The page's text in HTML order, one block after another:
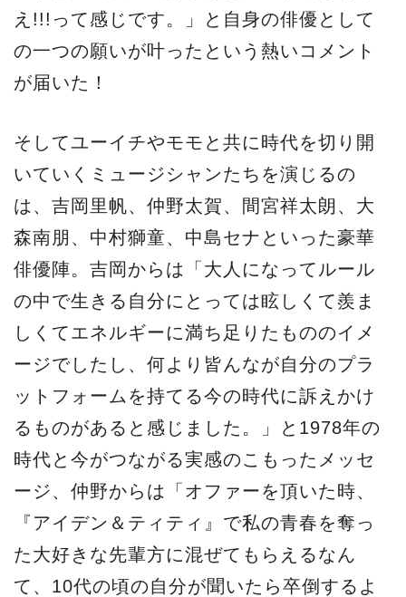
え!!!って感じです。」と⾃⾝の俳優として
の⼀つの願いが叶ったという熱いコメント
が届いた！
そしてユーイチやモモと共に時代を切り開
いていくミュージシャンたちを演じるの
は、吉岡⾥帆、仲野太賀、間宮祥太朗、⼤
森南朋、中村獅童、中島セナといった豪華
俳優陣。吉岡からは「⼤⼈になってルール
の中で⽣きる⾃分にとっては眩しくて羨ま
しくてエネルギーに満ち⾜りたもののイメ
ージでしたし、何より皆んなが⾃分のプラ
ットフォームを持てる今の時代に訴えかけ
るものがあると感じました。」と1978年の
時代と今がつながる実感のこもったメッセ
ージ、仲野からは「オファーを頂いた時、
『アイデン＆ティティ』で私の⻘春を奪っ
た⼤好きな先輩⽅に混ぜてもらえるなん
て、10代の頃の⾃分が聞いたら卒倒するよ